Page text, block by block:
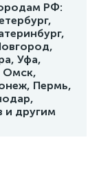
РФ:
Уфа,
Омск,
Пермь,
и другим